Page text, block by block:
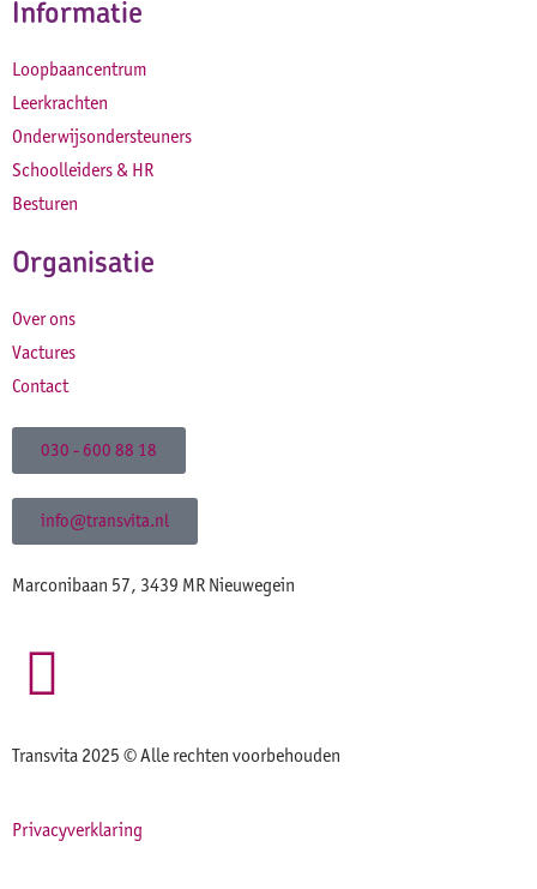
Informatie
Loopbaancentrum
Leerkrachten
Onderwijsondersteuners
Schoolleiders & HR
Besturen
Organisatie
Over ons
Vactures
Contact
030 - 600 88 18
info@transvita.nl
Marconibaan 57, 3439 MR Nieuwegein
Transvita 2025 © Alle rechten voorbehouden
Privacyverklaring